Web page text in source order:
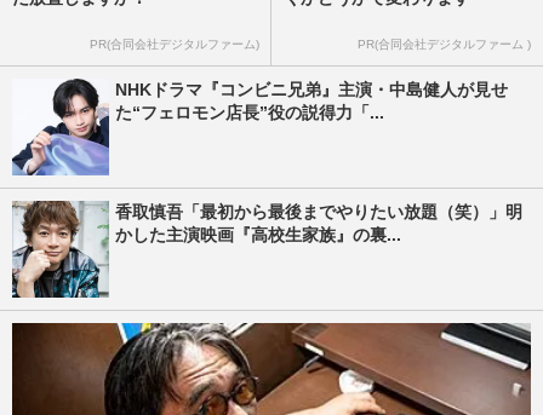
PR(合同会社デジタルファーム) PR(合同会社デジタルファーム )
NHKドラマ『コンビニ兄弟』主演・中島健人が見せ
た“フェロモン店長”役の説得力「...
香取慎吾「最初から最後までやりたい放題（笑）」明
かした主演映画『高校生家族』の裏...